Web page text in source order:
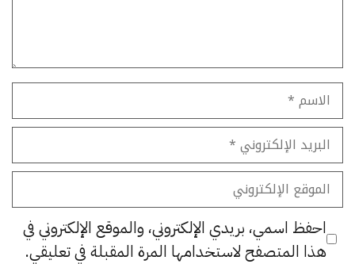
الاسم
البريد
الإلكتروني
الموقع
الإلكتروني
احفظ اسمي، بريدي الإلكتروني، والموقع الإلكتروني في
هذا المتصفح لاستخدامها المرة المقبلة في تعليقي.